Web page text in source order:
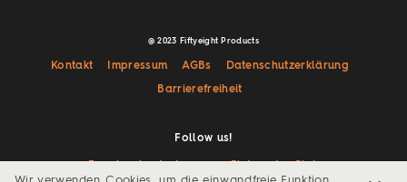
@ 2023 Fiftyeight Products
Kontakt Impressum AGBs Datenschutzerklärung
Barrierefreiheit
Follow us!